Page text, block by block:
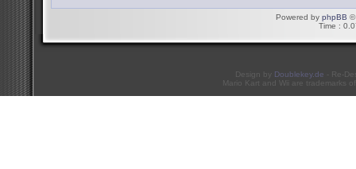
Powered by phpBB ©
Time :
Design by Doublekey.de - Re-
Mario Kart and Wii are trademarks